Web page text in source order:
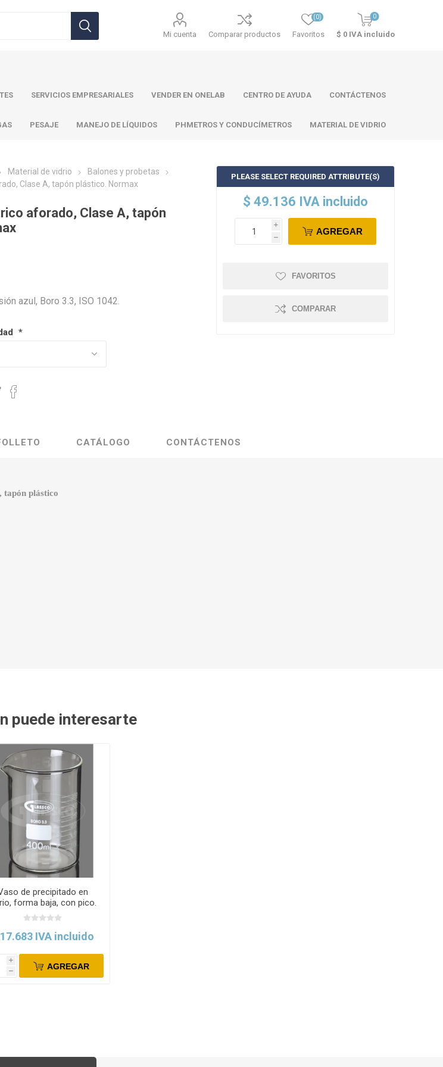
Mi cuenta Comparar productos Favoritos
(0) 0
$ 0 IVA incluido
Atago
Thermo
Scientific
SERVICIOS EMPRESARIALES VENDER EN ONELAB CENTRO DE AYUDA CONTÁCTENOS
PESAJE MANEJO DE LÍQUIDOS PHMETROS Y CONDUCÍMETROS MATERIAL DE VIDRIO
Material de vidrio
Balones y probetas
Clase A, tapón plástico. Normax
aforado, Clase A, tapón
azul, Boro 3.3, ISO 1042.
*
PLEASE SELECT REQUIRED ATTRIBUTE(S)
$ 49.136 IVA incluido
i
h
AGREGAR
FAVORITOS
COMPARAR
CATÁLOGO CONTÁCTENOS
tapón plástico
puede interesarte
de precipitado en
forma baja, con pico.
Glassco
IVA incluido
i
h AGREGAR